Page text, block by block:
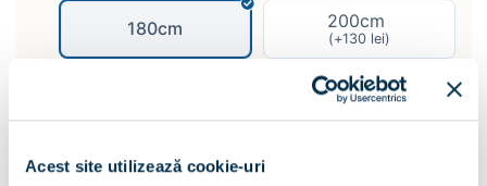
Acest site utilizează cookie-uri
180cm 200cm
(+130lei)
Kit 2 sertare 45cm